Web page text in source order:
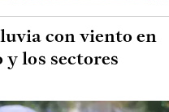
con viento en
y los sectores